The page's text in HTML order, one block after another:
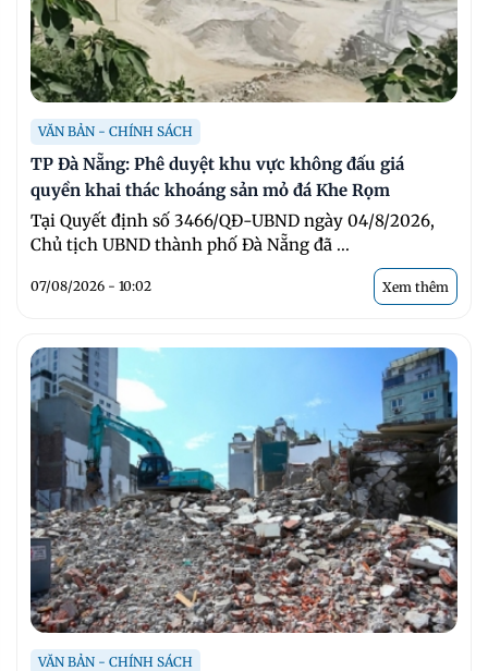
VĂN BẢN - CHÍNH SÁCH
TP Đà Nẵng: Phê duyệt khu vực không đấu giá
quyền khai thác khoáng sản mỏ đá Khe Rọm
Tại Quyết định số 3466/QĐ-UBND ngày 04/8/2026,
Chủ tịch UBND thành phố Đà Nẵng đã ...
07/08/2026 - 10:02 Xem thêm
VĂN BẢN - CHÍNH SÁCH